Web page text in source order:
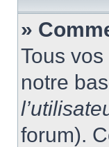
»
Tous
notre
forum).